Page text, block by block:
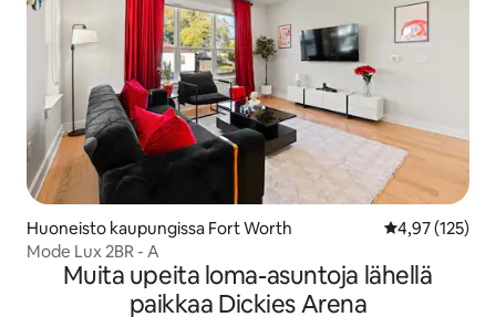
Huoneisto kaupungissa Fort Worth
4,97 (125)
Mode Lux 2BR - A
Muita upeita loma-asuntoja lähellä
paikkaa Dickies Arena